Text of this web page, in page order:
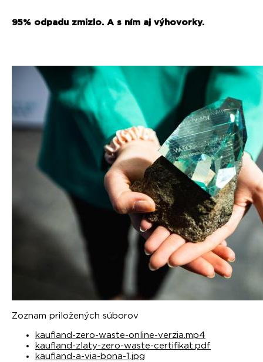
95% odpadu zmizlo. A s ním aj výhovorky.
Zoznam priložených súborov
kaufland-zero-waste-online-verzia.mp4
kaufland-zlaty-zero-waste-certifikat.pdf
kaufland-a-via-bona-1.jpg